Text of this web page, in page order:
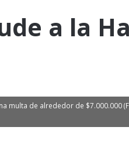
a la
multa de alrededor de $7.000.000